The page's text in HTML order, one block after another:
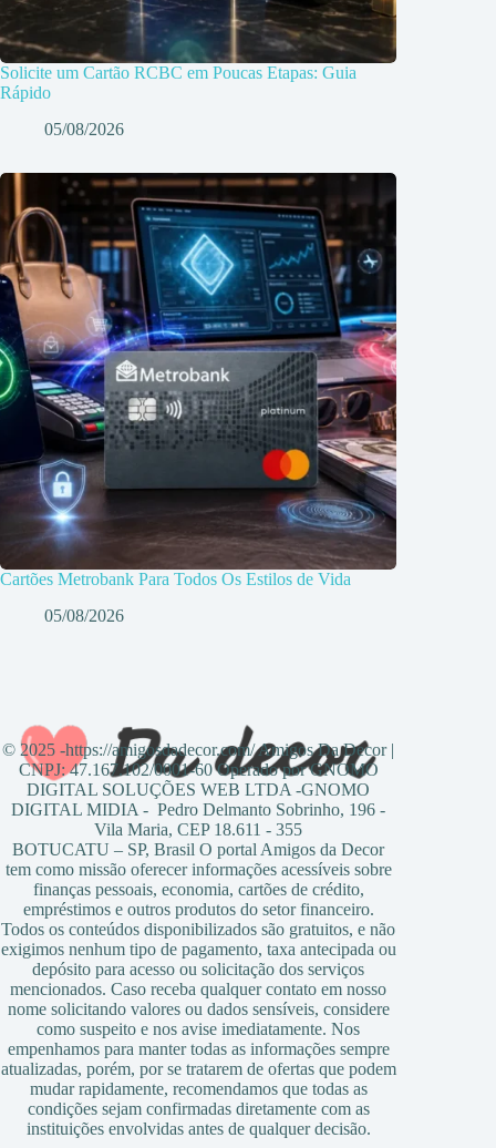
Solicite um Cartão RCBC em Poucas Etapas: Guia
Rápido
05/08/2026
Cartões Metrobank Para Todos Os Estilos de Vida
05/08/2026
© 2025 -https://amigosdadecor.com/ Amigos Da Decor |
CNPJ: 47.167.102/0001-60 Operado por GNOMO
DIGITAL SOLUÇÕES WEB LTDA -GNOMO
DIGITAL MIDIA - Pedro Delmanto Sobrinho, 196 -
Vila Maria, CEP 18.611 - 355
BOTUCATU – SP, Brasil O portal Amigos da Decor
tem como missão oferecer informações acessíveis sobre
finanças pessoais, economia, cartões de crédito,
empréstimos e outros produtos do setor financeiro.
Todos os conteúdos disponibilizados são gratuitos, e não
exigimos nenhum tipo de pagamento, taxa antecipada ou
depósito para acesso ou solicitação dos serviços
mencionados. Caso receba qualquer contato em nosso
nome solicitando valores ou dados sensíveis, considere
como suspeito e nos avise imediatamente. Nos
empenhamos para manter todas as informações sempre
atualizadas, porém, por se tratarem de ofertas que podem
mudar rapidamente, recomendamos que todas as
condições sejam confirmadas diretamente com as
instituições envolvidas antes de qualquer decisão.